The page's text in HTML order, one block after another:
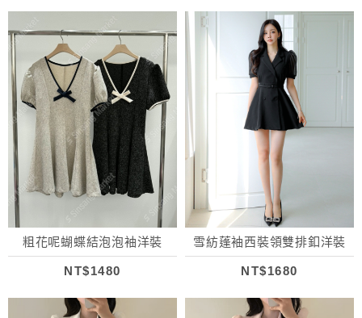
粗花呢蝴蝶結泡泡袖洋裝
NT$1480
雪紡蓬袖西裝領雙排釦洋裝
NT$1680